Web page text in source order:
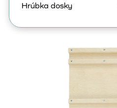
Hrúbka dosky